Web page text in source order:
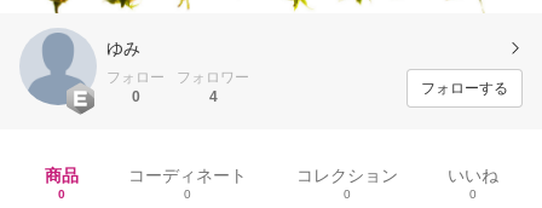
ゆみ
フォロー
0
フォロワー
4
フォローする
商品
0
コーディネート
0
コレクション
0
いいね
0